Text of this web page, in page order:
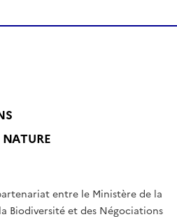
L
T
É
entre le Ministère de la
Biodiversité et des Négociations